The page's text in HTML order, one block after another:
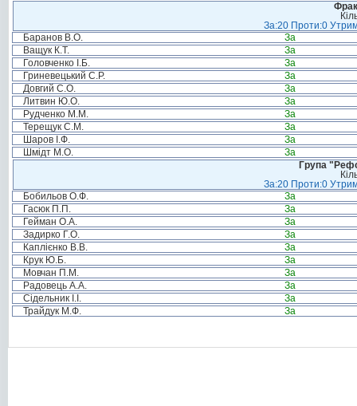
За:20 Проти:0
Баранов В.О.
За
Ващук К.Т.
За
Головченко І.Б.
За
Гриневецький С.Р.
За
Довгий С.О.
За
Литвин Ю.О.
За
Рудченко М.М.
За
Терещук С.М.
За
Шаров І.Ф.
За
Шмідт М.О.
За
Група
За:20 Проти:0
Бобильов О.Ф.
За
Гасюк П.П.
За
Гейман О.А.
За
Задирко Г.О.
За
Каплієнко В.В.
За
Крук Ю.Б.
За
Мовчан П.М.
За
Радовець А.А.
За
Сідельник І.І.
За
Трайдук М.Ф.
За